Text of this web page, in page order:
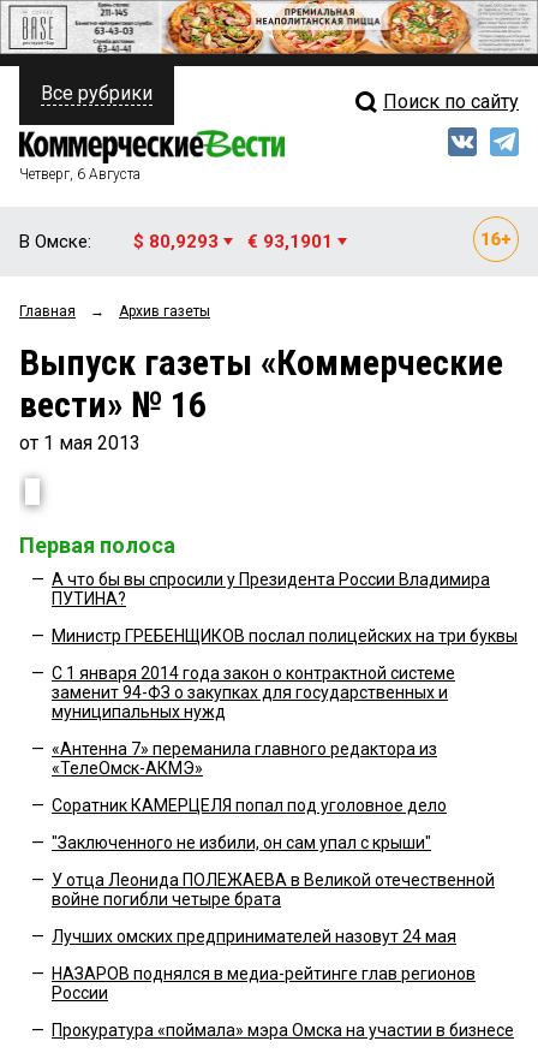
ПОЛИТИКА
ФИНАНСЫ
ОБЩЕСТВО
ЗАКОН
Свежий выпуск
Рейтинги
Все рубрики Поиск по сайту
Четверг, 6 Августа
В Омске: $ 80,9293 € 93,1901
Главная → Архив газеты
Выпуск газеты «Коммерческие
вести» № 16
от 1 мая 2013
Первая полоса
— А что бы вы спросили у Президента России Владимира
ПУТИНА?
— Министр ГРЕБЕНЩИКОВ послал полицейских на три буквы
— С 1 января 2014 года закон о контрактной системе
заменит 94-ФЗ о закупках для государственных и
муниципальных нужд
— «Антенна 7» переманила главного редактора из
«ТелеОмск-АКМЭ»
— Соратник КАМЕРЦЕЛЯ попал под уголовное дело
— "Заключенного не избили, он сам упал с крыши"
— У отца Леонида ПОЛЕЖАЕВА в Великой отечественной
войне погибли четыре брата
— Лучших омских предпринимателей назовут 24 мая
— НАЗАРОВ поднялся в медиа-рейтинге глав регионов
России
— Прокуратура «поймала» мэра Омска на участии в бизнесе